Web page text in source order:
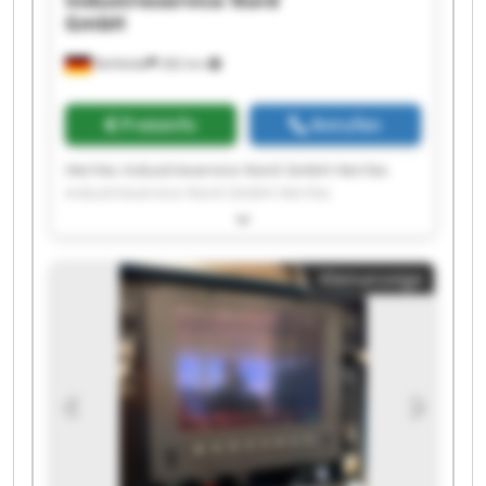
Rehfelde 282 km
GmbH
Preisinfo Anrufen
Herrles Industrieservice Nord GmbH Herrles
Industrieservice Nord GmbH Herrles
Industrieservice Nord GmbH Herrles
Industrieservice Nord GmbH Herrles
Industrieservice Nord GmbH Herrles
Industrieservice Nord GmbH Herrles
Industrieservice Nord GmbH Herrles
Industrieservice Nord GmbH Herrles
Industrieservice Nord GmbH Herrles
Industrieservice Nord GmbH Herrles
Industrieservice Nord GmbH Herrles
Kleinanzeige